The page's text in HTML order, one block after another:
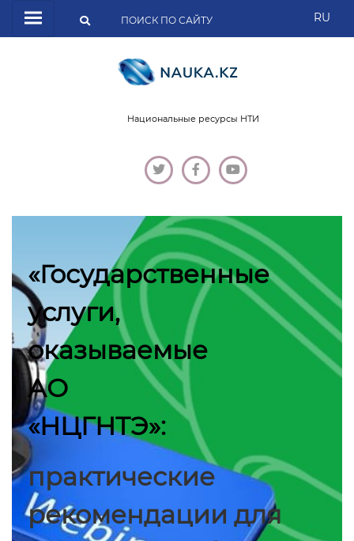
RU
Национальные ресурсы НТИ
«Государственные
услуги,
оказываемые
АО
«НЦГНТЭ»:
практические
рекомендации для